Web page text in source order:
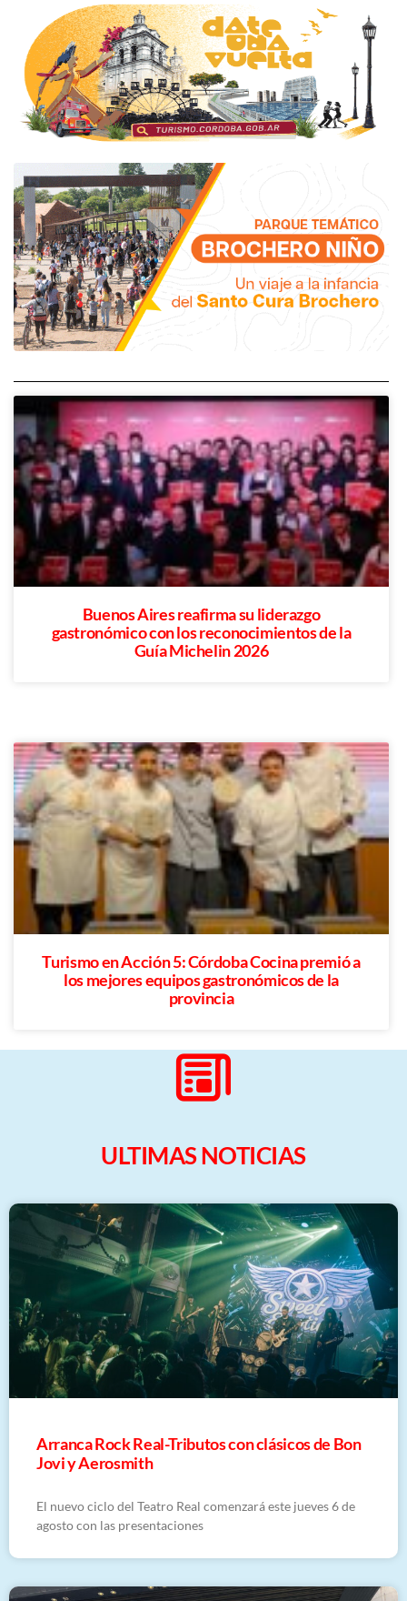
Buenos Aires reafirma su liderazgo
gastronómico con los reconocimientos de la
Guía Michelin 2026
Turismo en Acción 5: Córdoba Cocina premió a
los mejores equipos gastronómicos de la
provincia
ULTIMAS NOTICIAS
Arranca Rock Real-Tributos con clásicos de Bon
Jovi y Aerosmith
El nuevo ciclo del Teatro Real comenzará este jueves 6 de
agosto con las presentaciones